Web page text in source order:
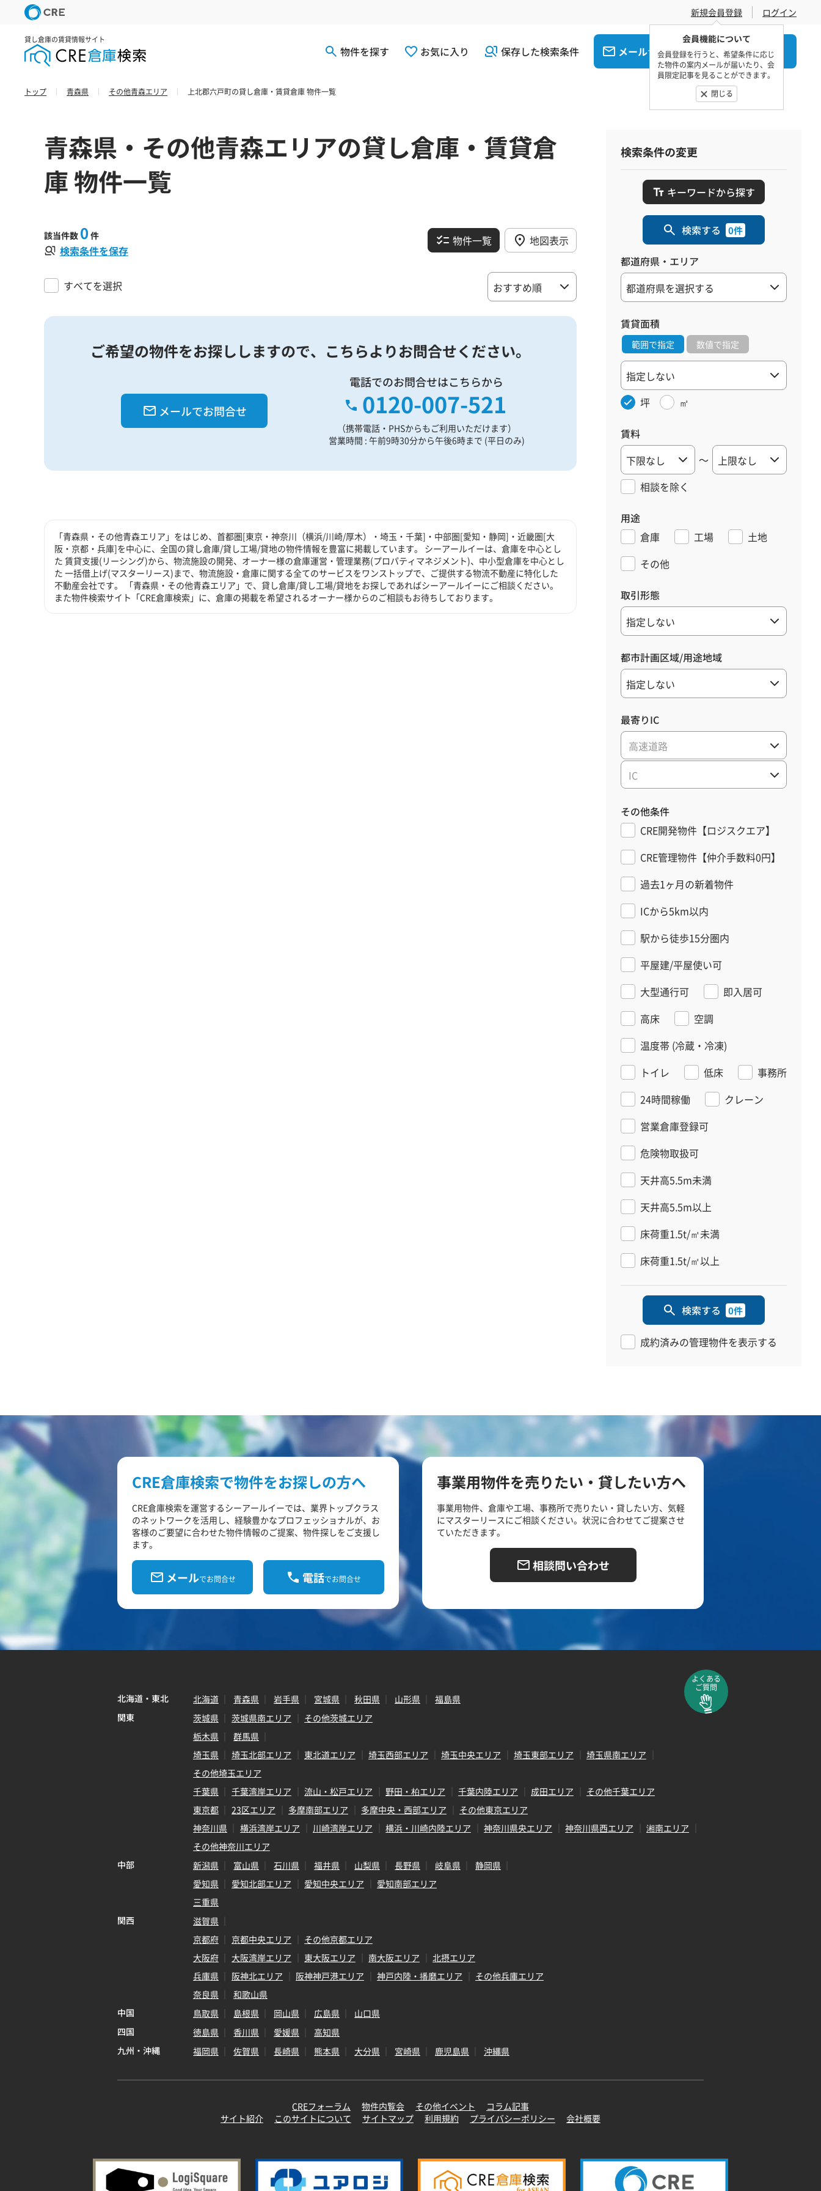
新規会員登録
会員機能について
会員登録を行うと、希望条件に応じ
た物件の案内メールが届いたり、会
員限定記事を見ることができます。
閉じる
ログイン
貸し倉庫の賃貸情報サイト
物件を探す お気に入り 保存した検索条件 メールでお問合せ 電話でお問合せ
トップ 青森県 その他青森エリア 上北郡六戸町の貸し倉庫・賃貸倉庫 物件一覧
青森県・その他青森エリアの貸し倉庫・賃貸倉
庫 物件一覧
該当件数 0 件
検索条件を保存
物件一覧 地図表示
すべてを選択
ご希望の物件をお探ししますので、 こちらよりお問合せください。
メールでお問合せ
電話でのお問合せはこちらから
0120-007-521
（携帯電話・PHSからもご利用いただけます）
営業時間 : 午前9時30分から午後6時まで (平日のみ)
「青森県・その他青森エリア」をはじめ、首都圏[東京・神奈川（横浜/川崎/厚木）・埼玉・千葉]・中部圏[愛知・静岡]・近畿圏[大
阪・京都・兵庫]を中心に、全国の貸し倉庫/貸し工場/貸地の物件情報を豊富に掲載しています。 シーアールイーは、倉庫を中心とし
た 賃貸支援(リーシング)から、物流施設の開発、オーナー様の倉庫運営・管理業務(プロパティマネジメント)、中小型倉庫を中心とし
た 一括借上げ(マスターリース)まで、物流施設・倉庫に関する全てのサービスをワンストップで、ご提供する物流不動産に特化した
不動産会社です。 「青森県・その他青森エリア」で、貸し倉庫/貸し工場/貸地をお探しであればシーアールイーにご相談ください。
また物件検索サイト「CRE倉庫検索」に、倉庫の掲載を希望されるオーナー様からのご相談もお待ちしております。
検索条件の変更
キーワードから探す
検索する 0件
都道府県・エリア
賃貸面積
範囲で指定 数値で指定
坪 ㎡
賃料
～
相談を除く
用途
倉庫
工場
土地
その他
取引形態
都市計画区域/用途地域
最寄りIC
高速道路
IC
その他条件
CRE開発物件【ロジスクエア】
CRE管理物件【仲介手数料0円】
過去1ヶ月の新着物件
ICから5km以内
駅から徒歩15分圏内
平屋建/平屋使い可
大型通行可
即入居可
高床
空調
温度帯 (冷蔵・冷凍)
トイレ
低床
事務所
24時間稼働
クレーン
営業倉庫登録可
危険物取扱可
天井高5.5m未満
天井高5.5m以上
床荷重1.5t/㎡未満
床荷重1.5t/㎡以上
検索する 0件
成約済みの管理物件を表示する
CRE倉庫検索で物件をお探しの方へ
CRE倉庫検索を運営するシーアールイーでは、業界トップクラス
のネットワークを活用し、経験豊かなプロフェッショナルが、お
客様のご要望に合わせた物件情報のご提案、物件探しをご支援し
ます。
メールでお問合せ 電話でお問合せ
事業用物件を売りたい・貸したい方へ
事業用物件、倉庫や工場、事務所で売りたい・貸したい方、気軽
にマスターリースにご相談ください。状況に合わせてご提案させ
ていただきます。
相談問い合わせ
よくある
ご質問
北海道・東北 北海道 青森県 岩手県 宮城県 秋田県 山形県
福島県
関東
茨城県 茨城県南エリア
その他茨城エリア
栃木県
群馬県
埼玉県
埼玉北部エリア 東北道エリア 埼玉西部エリア 埼玉中央エリア 埼玉東部エリア
埼玉県南エリア
その他埼玉エリア
千葉県
千葉湾岸エリア 流山・松戸エリア 野田・柏エリア 千葉内陸エリア 成田エリア
その他千葉エリア
東京都
23区エリア 多摩南部エリア 多摩中央・西部エリア
その他東京エリア
神奈川県
横浜湾岸エリア 川崎湾岸エリア 横浜・川崎内陸エリア 神奈川県央エリア 神奈川県西エリア
湘南エリア
その他神奈川エリア
中部
新潟県 富山県 石川県 福井県 山梨県 長野県 岐阜県
静岡県
愛知県
愛知北部エリア 愛知中央エリア
愛知南部エリア
三重県
関西
滋賀県
京都府
京都中央エリア
その他京都エリア
大阪府
大阪湾岸エリア 東大阪エリア 南大阪エリア
北摂エリア
兵庫県
阪神北エリア 阪神神戸港エリア 神戸内陸・播磨エリア
その他兵庫エリア
奈良県
和歌山県
中国
鳥取県 島根県 岡山県 広島県
山口県
四国
徳島県 香川県 愛媛県
高知県
九州・沖縄
福岡県 佐賀県 長崎県 熊本県 大分県 宮崎県 鹿児島県 沖縄県
CREフォーラム 物件内覧会 その他イベント
コラム記事
サイト紹介
このサイトについて サイトマップ 利用規約 プライバシーポリシー 会社概要